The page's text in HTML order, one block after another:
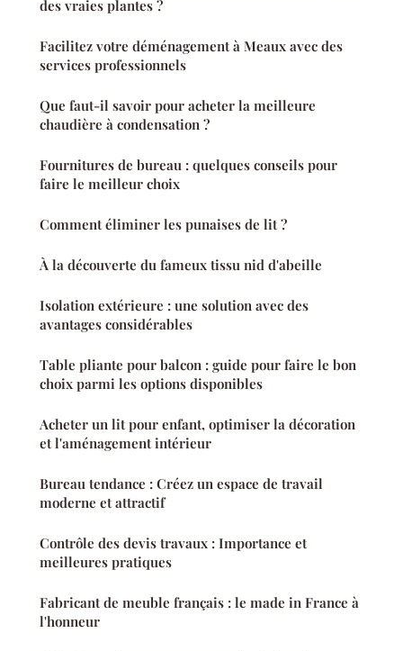
des vraies plantes ?
Facilitez votre déménagement à Meaux avec des
services professionnels
Que faut-il savoir pour acheter la meilleure
chaudière à condensation ?
Fournitures de bureau : quelques conseils pour
faire le meilleur choix
Comment éliminer les punaises de lit ?
À la découverte du fameux tissu nid d'abeille
Isolation extérieure : une solution avec des
avantages considérables
Table pliante pour balcon : guide pour faire le bon
choix parmi les options disponibles
Acheter un lit pour enfant, optimiser la décoration
et l'aménagement intérieur
Bureau tendance : Créez un espace de travail
moderne et attractif
Contrôle des devis travaux : Importance et
meilleures pratiques
Fabricant de meuble français : le made in France à
l'honneur